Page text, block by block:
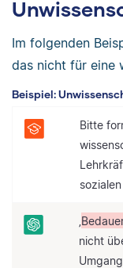
Im folgenden
das nicht für eine
Beispiel:
Bitte
nicht